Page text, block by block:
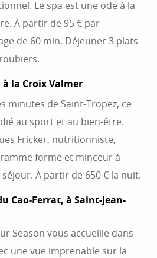
Le spa est une ode à la
À partir de 95 € par
de 60 min. Déjeuner 3 plats
la Croix Valmer
minutes de Saint-Tropez, ce
au sport et au bien-être.
Fricker, nutritionniste,
forme et minceur à
À partir de 650 € la nuit.
Cao-Ferrat, à Saint-Jean-
Season vous accueille dans
une vue imprenable sur la